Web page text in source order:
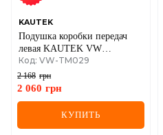
KAUTEK
Подушка коробки передач
левая KAUTEK VW
MULTIVAN V 2.0 BiTDI 09-
15, TRANSPORTER 09-15
Код: VW-TM029
2 168 грн
2 060 грн
КУПИТЬ